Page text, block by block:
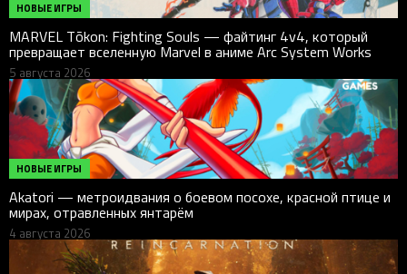
НОВЫЕ ИГРЫ
MARVEL Tōkon: Fighting Souls — файтинг 4v4, который
превращает вселенную Marvel в аниме Arc System Works
5 августа 2026
НОВЫЕ ИГРЫ
Akatori — метроидвания о боевом посохе, красной птице и
мирах, отравленных янтарём
4 августа 2026